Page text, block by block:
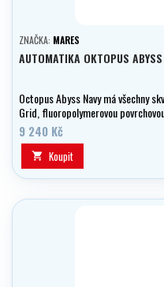
ZNAČKA: MARES
AUTOMATIKA OKTOPUS ABYSS
Octopus Abyss Navy má všechny
Grid, fluoropolymerovou
použití v extrémně studených vodách.
9 240 Kč
 Koupit